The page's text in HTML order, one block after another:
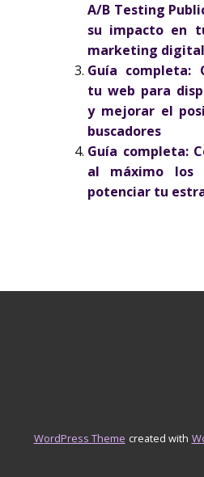
A/B Testing
su impacto en
marketing digital
Guía completa:
tu web para
y mejorar el
buscadores
Guía completa:
al máximo los
potenciar tu
WordPress Theme created with